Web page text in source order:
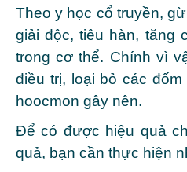
Theo y học cổ truyền,
giải độc, tiêu hàn, tăng
trong cơ thể. Chính vì
điều trị, loại bỏ các
hoocmon gây nên.
Để có được hiệu quả
quả, bạn cần thực hiện